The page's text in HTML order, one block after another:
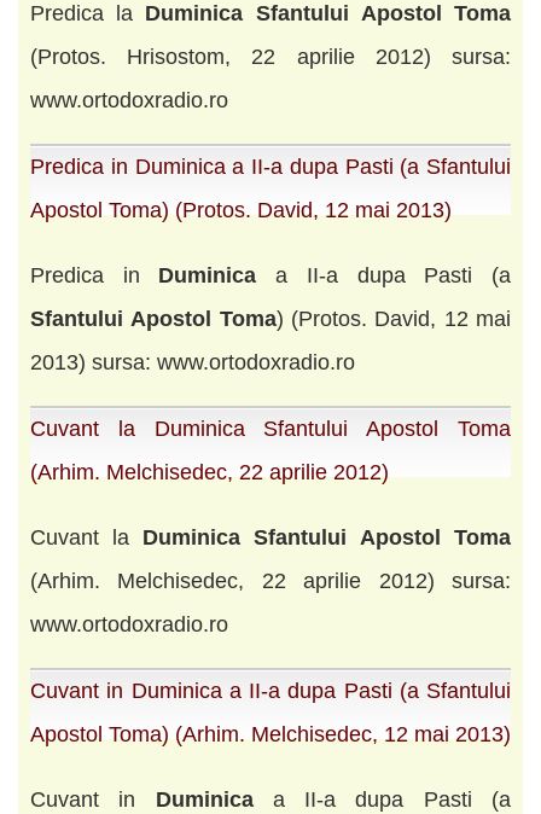
Predica la Duminica Sfantului Apostol
Toma
(Protos. Hrisostom, 22 aprilie 2012) sursa:
www.ortodoxradio.ro
Predica in Duminica a II-a dupa Pasti (a Sfantului
Apostol Toma) (Protos. David, 12 mai 2013)
Predica in Duminica a II-a dupa Pasti (a
Sfantului Apostol Toma) (Protos. David, 12 mai
2013) sursa: www.ortodoxradio.ro
Cuvant la Duminica Sfantului Apostol Toma
(Arhim. Melchisedec, 22 aprilie 2012)
Cuvant la Duminica Sfantului Apostol
Toma
(Arhim. Melchisedec, 22 aprilie 2012) sursa:
www.ortodoxradio.ro
Cuvant in Duminica a II-a dupa Pasti (a Sfantului
Apostol Toma) (Arhim. Melchisedec, 12 mai 2013)
Cuvant in Duminicaa II-a dupa Pasti (a